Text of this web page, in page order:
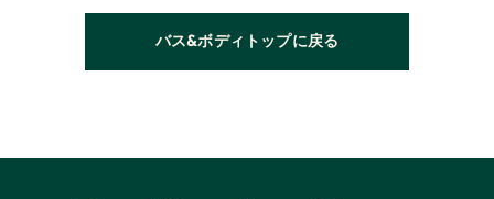
バス&ボディトップに戻る